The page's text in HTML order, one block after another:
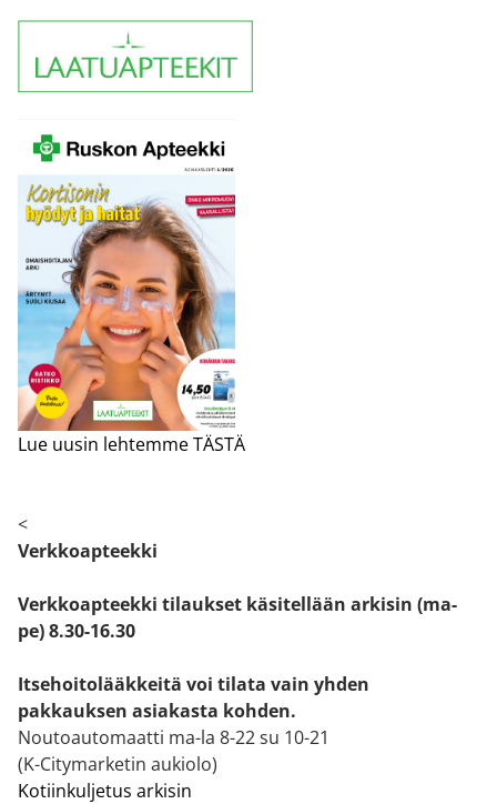
Lue uusin lehtemme TÄSTÄ
<
Verkkoapteekki
Verkkoapteekki tilaukset käsitellään arkisin (ma-
pe) 8.30-16.30
Itsehoitolääkkeitä voi tilata vain yhden
pakkauksen asiakasta kohden.
Noutoautomaatti ma-la 8-22 su 10-21
(K-Citymarketin aukiolo)
Kotiinkuljetus arkisin